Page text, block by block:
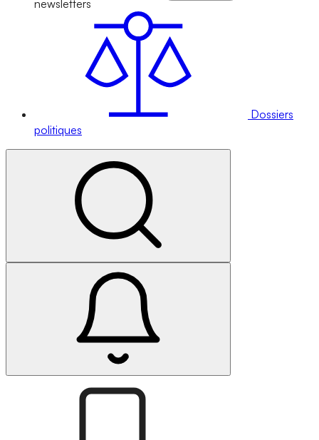
newsletters
Dossiers
politiques